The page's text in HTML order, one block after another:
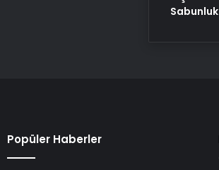
Sabunluk
Popüler Haberler